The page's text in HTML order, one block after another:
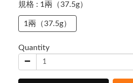
規格 : 1兩（37.5g）
1兩（37.5g）
Quantity